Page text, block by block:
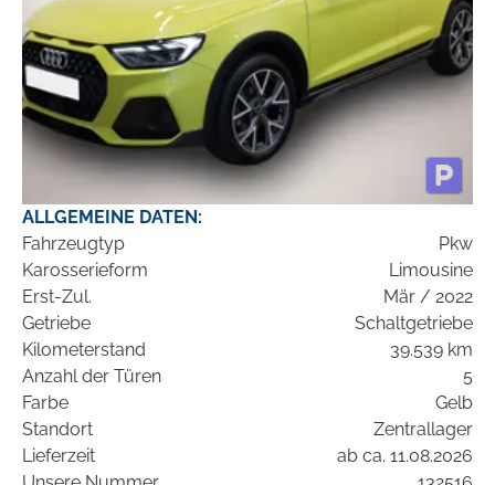
ALLGEMEINE DATEN:
Fahrzeugtyp
Pkw
Karosserieform
Limousine
Erst-Zul.
Mär / 2022
Getriebe
Schaltgetriebe
Kilometerstand
39.539 km
Anzahl der Türen
5
Farbe
Gelb
Standort
Zentrallager
Lieferzeit
ab ca. 11.08.2026